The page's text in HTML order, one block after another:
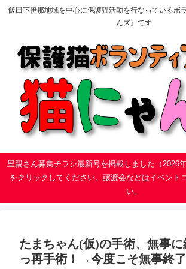
飯田下伊那地域を中心に保護猫活動を行なっているボ
んズ』です
里親さん募集チラシ最新号を掲載しました（2026
をクリックしてください。譲渡会などはイベント
い。
たまちゃん(仮)の手術、無事
っ再手術！→今度こそ無事終了